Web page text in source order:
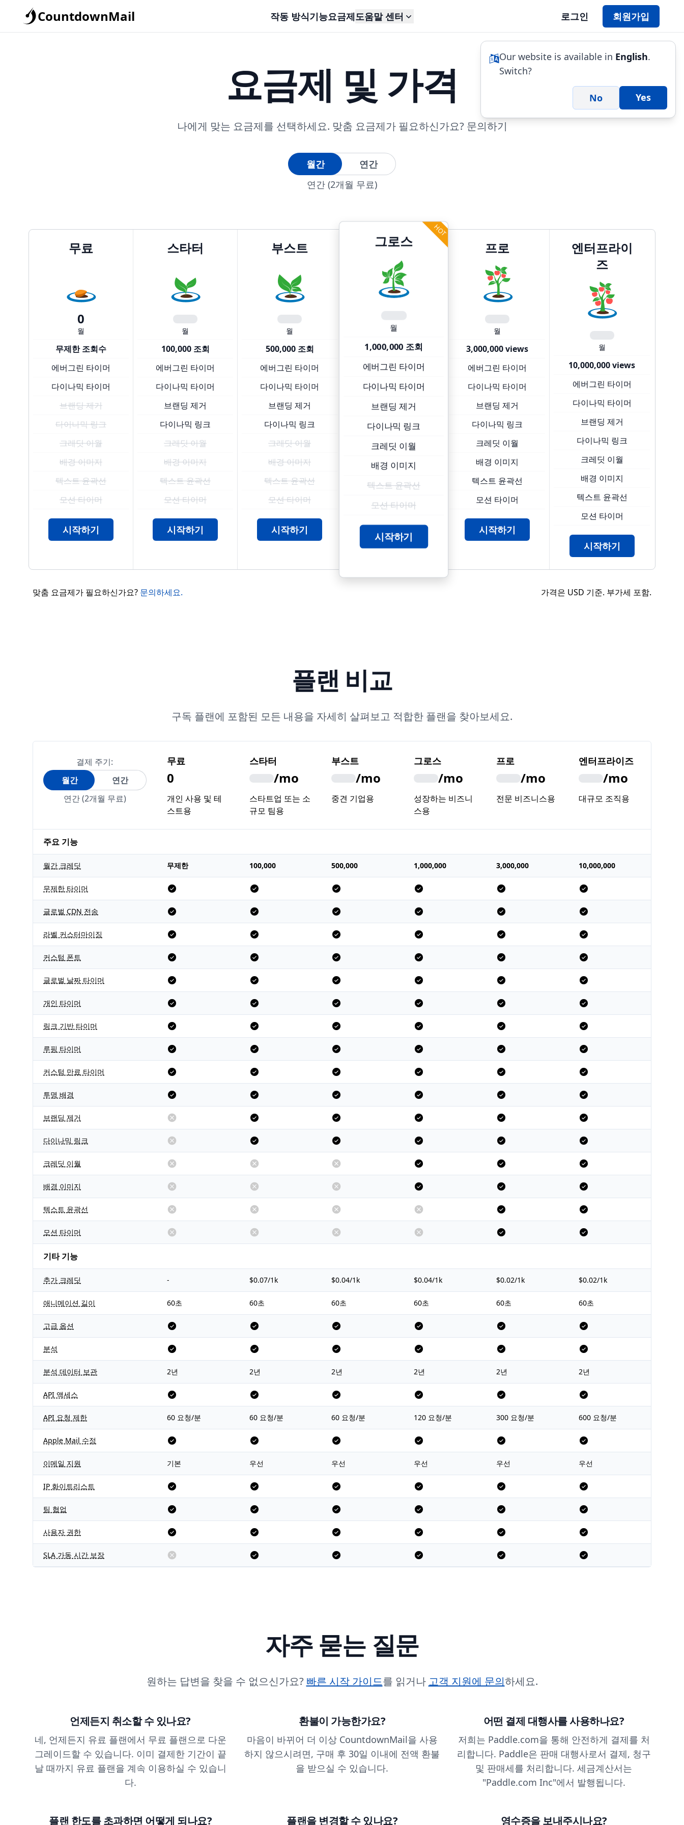
CountdownMail 작동 방식기능요금제도움말 센터 로그인 회원가입
Our website is available in English.
Switch?
No Yes
요금제 및 가격
나에게 맞는 요금제를 선택하세요. 맞춤 요금제가 필요하신가요? 문의하기
월간
연간
연간 (2개월 무료)
무료
0
월
무제한 조회수
에버그린 타이머
다이나믹 타이머
브랜딩 제거
다이나믹 링크
크레딧 이월
배경 이미지
텍스트 윤곽선
모션 타이머
시작하기
스타터
월
100,000 조회
에버그린 타이머
다이나믹 타이머
브랜딩 제거
다이나믹 링크
크레딧 이월
배경 이미지
텍스트 윤곽선
모션 타이머
시작하기
부스트
월
500,000 조회
에버그린 타이머
다이나믹 타이머
브랜딩 제거
다이나믹 링크
크레딧 이월
배경 이미지
텍스트 윤곽선
모션 타이머
시작하기
HOT
그로스
월
1,000,000 조회
에버그린 타이머
다이나믹 타이머
브랜딩 제거
다이나믹 링크
크레딧 이월
배경 이미지
텍스트 윤곽선
모션 타이머
시작하기
프로
월
3,000,000 views
에버그린 타이머
다이나믹 타이머
브랜딩 제거
다이나믹 링크
크레딧 이월
배경 이미지
텍스트 윤곽선
모션 타이머
시작하기
엔터프라이
즈
월
10,000,000 views
에버그린 타이머
다이나믹 타이머
브랜딩 제거
다이나믹 링크
크레딧 이월
배경 이미지
텍스트 윤곽선
모션 타이머
시작하기
맞춤 요금제가 필요하신가요? 문의하세요. 가격은 USD 기준. 부가세 포함.
플랜 비교
구독 플랜에 포함된 모든 내용을 자세히 살펴보고 적합한 플랜을 찾아보세요.
결제 주기:
월간
연간
연간 (2개월 무료)
무료
0
개인 사용 및 테
스트용
스타터
/mo
스타트업 또는 소
규모 팀용
부스트
/mo
중견 기업용
그로스
/mo
성장하는 비즈니
스용
프로
/mo
전문 비즈니스용
엔터프라이즈
/mo
대규모 조직용
주요 기능
월간 크레딧
무제한 타이머
글로벌 CDN 전송
라벨 커스터마이징
커스텀 폰트
글로벌 날짜 타이머
개인 타이머
링크 기반 타이머
루핑 타이머
커스텀 만료 타이머
투명 배경
브랜딩 제거
다이나믹 링크
크레딧 이월
배경 이미지
텍스트 윤곽선
모션 타이머
무제한 100,000 500,000 1,000,000 3,000,000 10,000,000
기타 기능
추가 크레딧
애니메이션 길이
고급 옵션
분석
분석 데이터 보관
API 액세스
API 요청 제한
Apple Mail 수정
이메일 지원
IP 화이트리스트
팀 협업
사용자 권한
SLA 가동 시간 보장
-
60초
2년
60 요청/분
기본
$0.07/1k
60초
2년
60 요청/분
우선
$0.04/1k
60초
2년
60 요청/분
우선
$0.04/1k
60초
2년
120 요청/분
우선
$0.02/1k
60초
2년
300 요청/분
우선
$0.02/1k
60초
2년
600 요청/분
우선
자주 묻는 질문
원하는 답변을 찾을 수 없으신가요? 빠른 시작 가이드를 읽거나 고객 지원에 문의하세요.
언제든지 취소할 수 있나요?
네, 언제든지 유료 플랜에서 무료 플랜으로 다운
그레이드할 수 있습니다. 이미 결제한 기간이 끝
날 때까지 유료 플랜을 계속 이용하실 수 있습니
다.
환불이 가능한가요?
마음이 바뀌어 더 이상 CountdownMail을 사용
하지 않으시려면, 구매 후 30일 이내에 전액 환불
을 받으실 수 있습니다.
어떤 결제 대행사를 사용하나요?
저희는 Paddle.com을 통해 안전하게 결제를 처
리합니다. Paddle은 판매 대행사로서 결제, 청구
및 판매세를 처리합니다. 세금계산서는
"Paddle.com Inc"에서 발행됩니다.
플랜 한도를 초과하면 어떻게 되나요? 플랜을 변경할 수 있나요? 영수증을 보내주시나요?